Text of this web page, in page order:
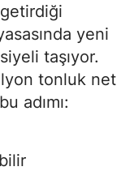
yeni
taşıyor.
tonluk net
adımı: